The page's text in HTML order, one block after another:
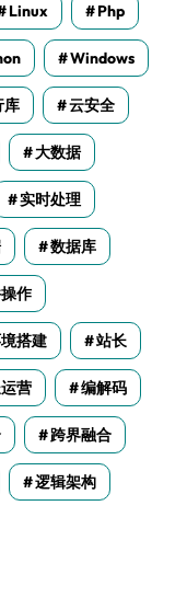
Linux Php
Windows
库 云安全
大数据
实时处理
数据库
作
搭建 站长
营 编解码
跨界融合
逻辑架构